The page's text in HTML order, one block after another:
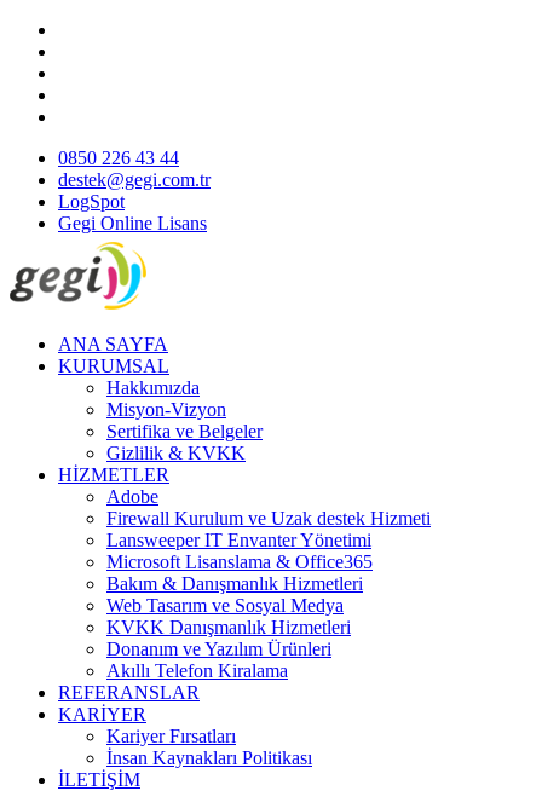
0850 226 43 44
destek@gegi.com.tr
LogSpot
Gegi Online Lisans
ANA SAYFA
KURUMSAL
Hakkımızda
Misyon-Vizyon
Sertifika ve Belgeler
Gizlilik & KVKK
HİZMETLER
Adobe
Firewall Kurulum ve Uzak destek Hizmeti
Lansweeper IT Envanter Yönetimi
Microsoft Lisanslama & Office365
Bakım & Danışmanlık Hizmetleri
Web Tasarım ve Sosyal Medya
KVKK Danışmanlık Hizmetleri
Donanım ve Yazılım Ürünleri
Akıllı Telefon Kiralama
REFERANSLAR
KARİYER
Kariyer Fırsatları
İnsan Kaynakları Politikası
İLETİŞİM